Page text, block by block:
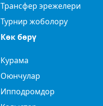
Трансфер эрежелери
Турнир жоболору
Көк бөрү
Курама
Оюнчулар
Ипподромдор